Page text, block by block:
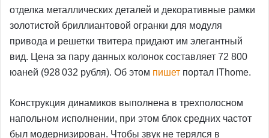
отделка металлических деталей и декоративные рамки
золотистой бриллиантовой огранки для модуля
привода и решетки твитера придают им элегантный
вид. Цена за пару данных колонок составляет 72 800
юаней (928 032 рубля). Об этом пишет портал IThome.
Конструкция динамиков выполнена в трехполосном
напольном исполнении, при этом блок средних частот
был модернизирован. Чтобы звук не терялся в